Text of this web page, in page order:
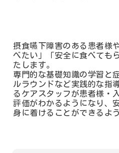
摂食嚥下障害のある患者様
べたい」「安全に食べても
たします。
専門的な基礎知識の学習と
ルラウンドなど実践的な指
るケアスタッフが患者様・
評価がわかるようになり、
身に着けることができるよ